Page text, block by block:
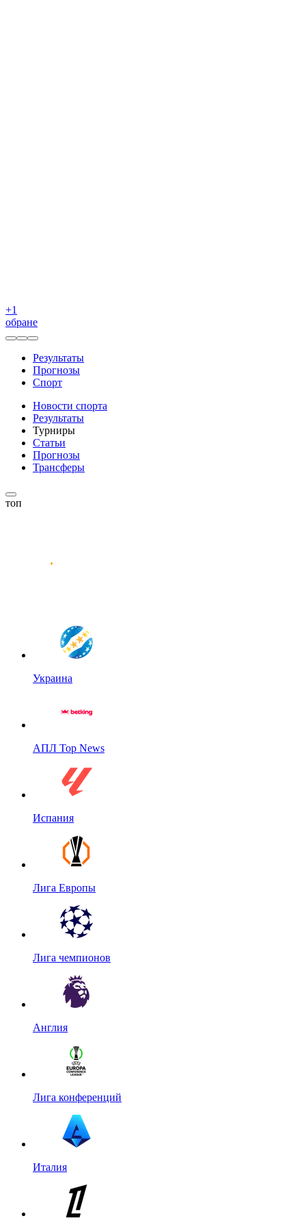
+1
обране
Результаты
Прогнозы
Спорт
Новости спорта
Результаты
Турниры
Статьи
Прогнозы
Трансферы
топ
Украина
АПЛ Top News
Испания
Лига Европы
Лига чемпионов
Англия
Лига конференций
Италия